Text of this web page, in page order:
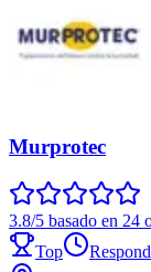
Murprotec
3.8/5 basado en 24
Top